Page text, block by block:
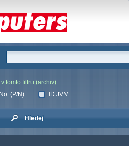
v tomto filtru (archiv)
(P/N) ID JVM
Hledej